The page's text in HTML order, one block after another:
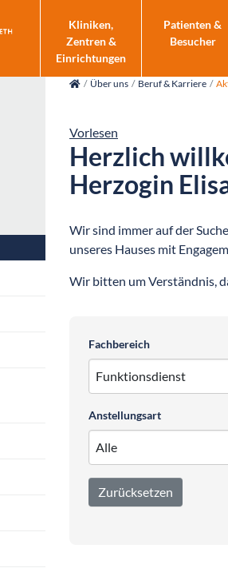
Kliniken,
Zentren &
Einrichtungen
Patienten &
Besucher
Über uns Beruf & Karriere
Vorlesen
Herzlich
Herzogin
Wir sind immer auf der
unseres Hauses mit
Wir bitten um Verständnis,
Fachbereich
Anstellungsart
Zurücksetzen